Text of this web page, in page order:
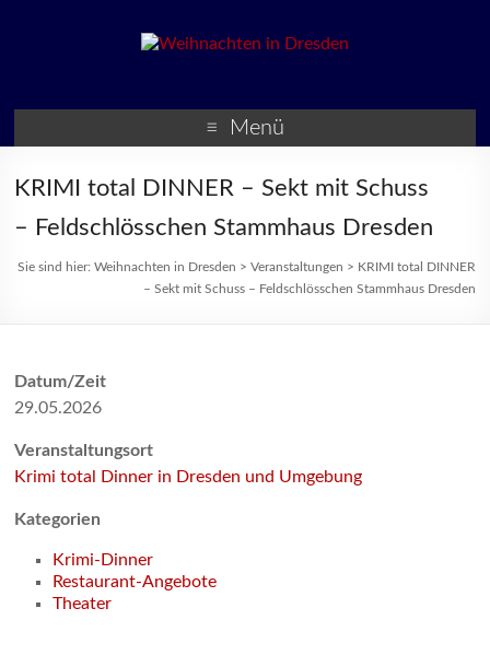
Veranstaltungen zur
Weihnachtszeit
Menü
KRIMI total DINNER – Sekt mit Schuss
– Feldschlösschen Stammhaus Dresden
Sie sind hier: Weihnachten in Dresden > Veranstaltungen > KRIMI total DINNER
– Sekt mit Schuss – Feldschlösschen Stammhaus Dresden
Datum/Zeit
29.05.2026
Veranstaltungsort
Krimi total Dinner in Dresden und Umgebung
Kategorien
Krimi-Dinner
Restaurant-Angebote
Theater